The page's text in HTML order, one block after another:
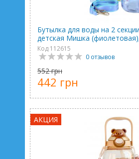
Бутылка для воды на 2
детская Мишка
Код 112615
0 отзывов
552 грн
442 грн
АКЦИЯ